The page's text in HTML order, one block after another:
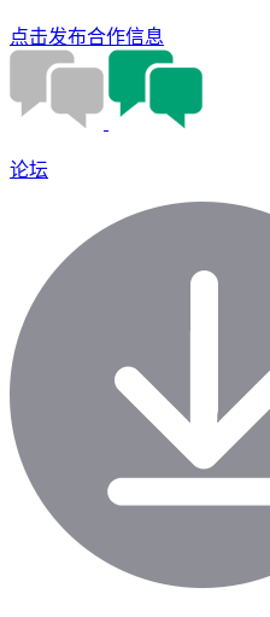
点击发布合作信息
论坛